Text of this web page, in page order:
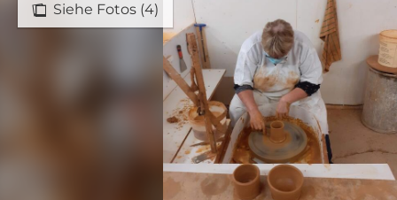
Siehe Fotos (4)